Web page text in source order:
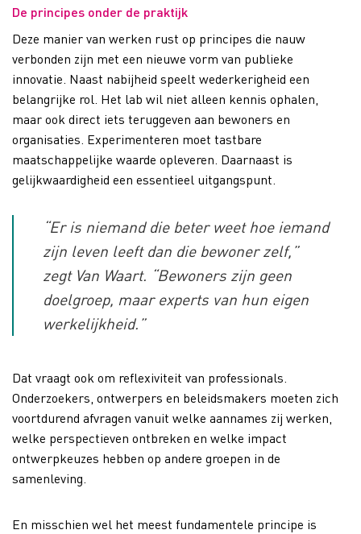
De principes onder de praktijk
Deze manier van werken rust op principes die nauw
verbonden zijn met een nieuwe vorm van publieke
innovatie. Naast nabijheid speelt wederkerigheid een
belangrijke rol. Het lab wil niet alleen kennis ophalen,
maar ook direct iets teruggeven aan bewoners en
organisaties. Experimenteren moet tastbare
maatschappelijke waarde opleveren. Daarnaast is
gelijkwaardigheid een essentieel uitgangspunt.
“Er is niemand die beter weet hoe iemand
zijn leven leeft dan die bewoner zelf,”
zegt Van Waart. “Bewoners zijn geen
doelgroep, maar experts van hun eigen
werkelijkheid.”
Dat vraagt ook om reflexiviteit van professionals.
Onderzoekers, ontwerpers en beleidsmakers moeten zich
voortdurend afvragen vanuit welke aannames zij werken,
welke perspectieven ontbreken en welke impact
ontwerpkeuzes hebben op andere groepen in de
samenleving.
En misschien wel het meest fundamentele principe is